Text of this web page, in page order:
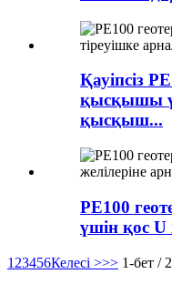
Қауіпсіз
қысқышы
қысқыш...
PE100
үшін қос
1 23456Келесі >>> 1-бет /